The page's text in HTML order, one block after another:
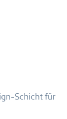
Schicht für